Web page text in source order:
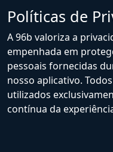
Políticas de
A 96b valoriza a
empenhada em
pessoais fornecidas
nosso aplicativo.
utilizados
contínua da